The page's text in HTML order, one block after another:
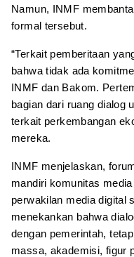
Namun, INMF
formal tersebut.
“Terkait pemberitaan
bahwa tidak ada
INMF dan Bakom.
bagian dari ruang dialog
terkait perkembangan
mereka.
INMF menjelaskan,
mandiri komunitas
perwakilan media digital
menekankan bahwa
dengan pemerintah,
massa, akademisi, figur